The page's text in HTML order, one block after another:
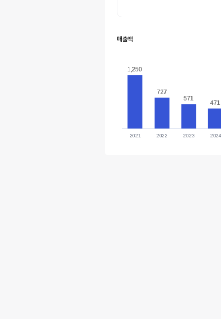
매출액
1,250
1,250
727
727
571
571
471
471
2021 2022 2023